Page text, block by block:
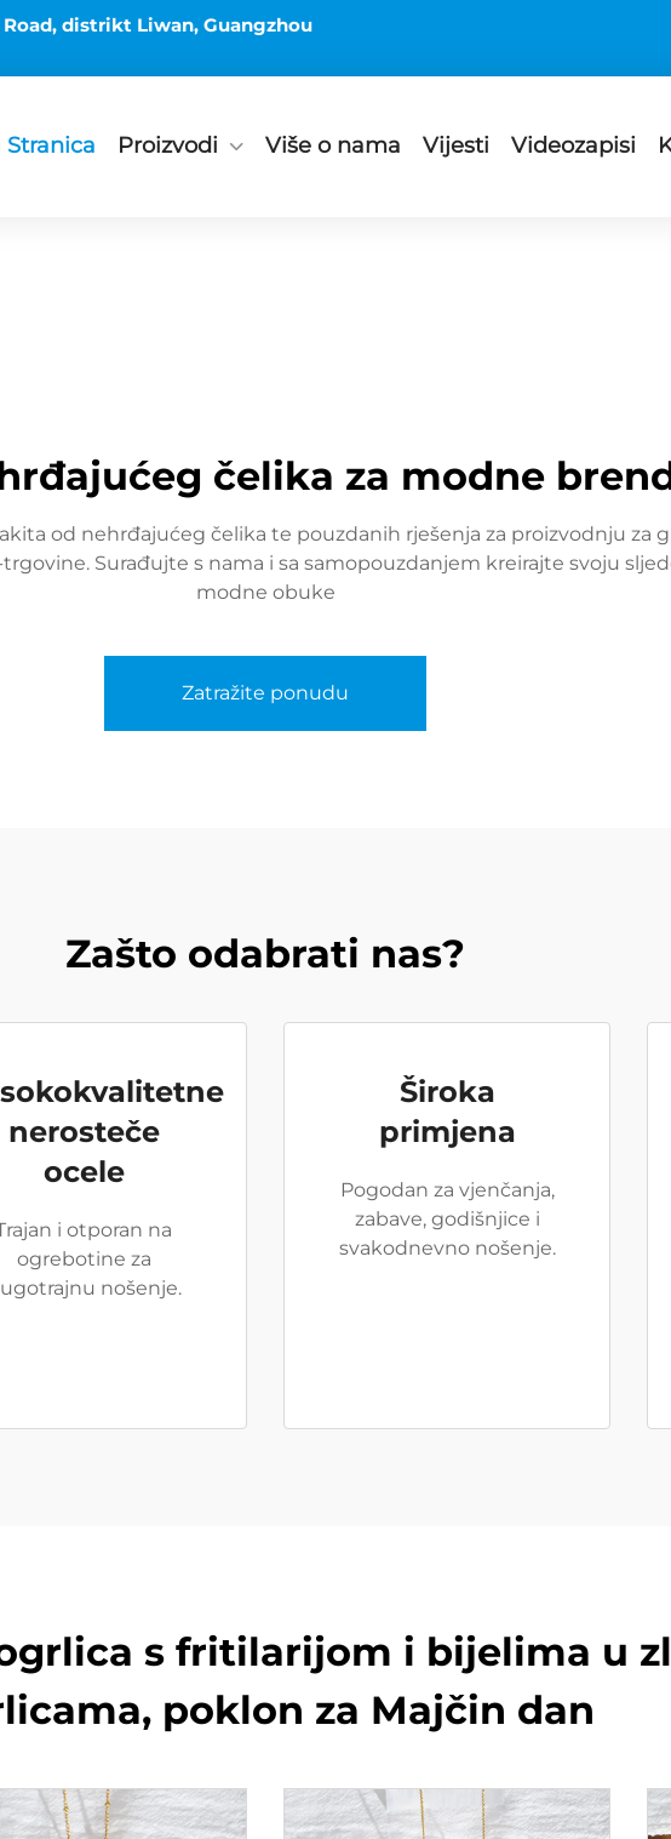
Road, distrikt Liwan, Guangzhou
Stranica Proizvodi Više o nama Vijesti Videozapisi
čelika za modne
od nehrđajućeg čelika te pouzdanih rješenja za proizvodnju za
Surađujte s nama i sa samopouzdanjem kreirajte svoju
modne obuke
Zatražite ponudu
Zašto odabrati nas?
nerosteče
ocele
i otporan na
ogrebotine za
nošenje.
Široka
primjena
Pogodan za vjenčanja,
zabave, godišnjice i
svakodnevno nošenje.
s fritilarijom i bijelima u
poklon za Majčin dan